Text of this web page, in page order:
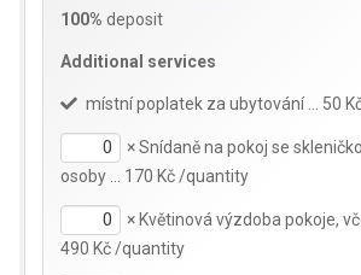
100% deposit
Additional services
místní poplatek za ubytování … 50
×Snídaně na pokoj se
osoby … 170 Kč /quantity
× Květinová výzdoba pokoje,
490 Kč /quantity